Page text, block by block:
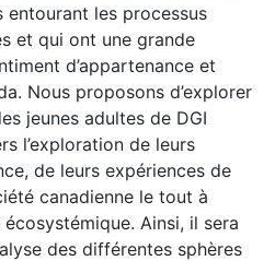
les processus
et qui ont une grande
d’appartenance et
Nous proposons d’explorer
jeunes adultes de DGI
l’exploration de leurs
de leurs expériences de
canadienne le tout à
Ainsi, il sera
des différentes sphères